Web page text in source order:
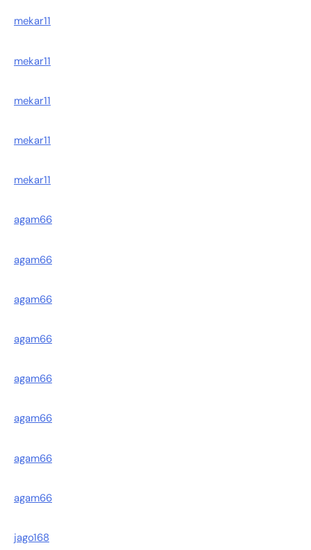
mekar11
mekar11
mekar11
mekar11
mekar11
agam66
agam66
agam66
agam66
agam66
agam66
agam66
agam66
jago168